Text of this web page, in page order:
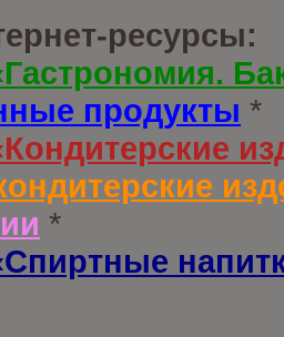
ресурсы:
продукты *
*